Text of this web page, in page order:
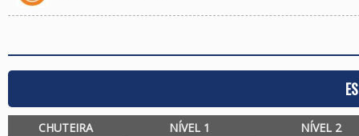
CHUTEIRA NÍVEL 1 NÍVEL 2